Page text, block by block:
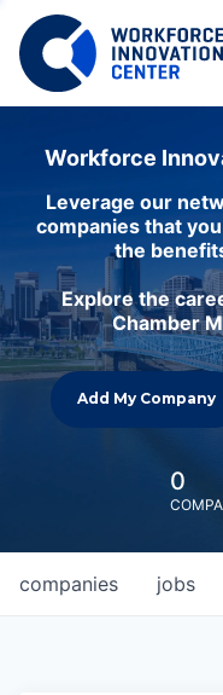
Workforce
Leverage our
companies that
the
Explore the
Chamber
Add My Company
0
jobs
companies